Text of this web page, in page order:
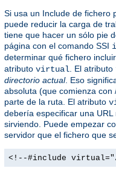
Si usa un Include de fichero
puede reducir la carga de
tiene que hacer un sólo pie
página con el comando SSI
determinar qué fichero
atributo virtual . El atributo
directorio actual. Eso
absoluta (que comienza
parte de la ruta. El atributo
debería especificar una
sirviendo. Puede empezar
servidor que el fichero que
<!--#include